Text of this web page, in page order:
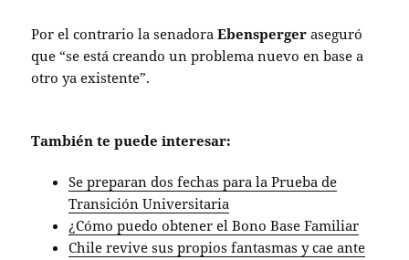
Por el contrario la senadoraEbensperger aseguró
que “se está creando un problema nuevo en base a
otro ya existente”.
También te puede interesar:
Se preparan dos fechas para la Prueba de
Transición Universitaria
¿Cómo puedo obtener el Bono Base Familiar
Chile revive sus propios fantasmas y cae ante